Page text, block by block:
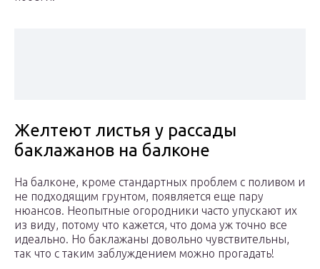
Желтеют листья у рассады
баклажанов на балконе
На балконе, кроме стандартных проблем с поливом и
не подходящим грунтом, появляется еще пару
нюансов. Неопытные огородники часто упускают их
из виду, потому что кажется, что дома уж точно все
идеально. Но баклажаны довольно чувствительны,
так что с таким заблуждением можно прогадать!